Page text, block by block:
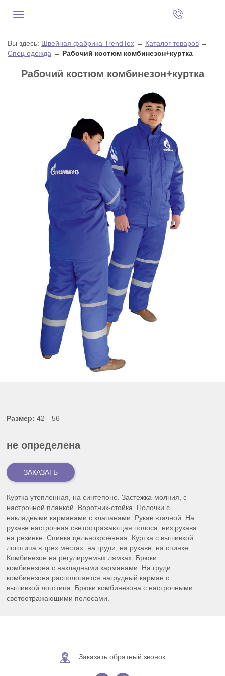
Вы здесь: Швейная фабрика TrendTex → Каталог товаров →
Спец одежда → Рабочий костюм комбинезон+куртка
Рабочий костюм комбинезон+куртка
Размер:42—56
не определена
Куртка утепленная, на синтепоне. Застежка-молния, с
настрочной планкой. Воротник-стойка. Полочки с
накладными карманами с клапанами. Рукав втачной. На
рукаве настрочная светоотражающая полоса, низ рукава
на резинке. Спинка цельнокроенная. Куртка с вышивкой
логотипа в трех местах: на груди, на рукаве, на спинке.
Комбинезон на регулируемых лямках. Брюки
комбинезона с накладными карманами. На груди
комбинезона распологается нагрудный карман с
вышивкой логотипа. Брюки комбинезона с настрочными
светоотражающими полосами.
Заказать обратный звонок